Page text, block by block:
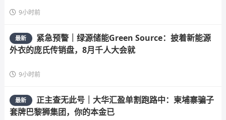
9小时前
最新
紧急预警｜绿源储能Green Source：披着新能源
外衣的庞氏传销盘，8月千人大会就
9小时前
最新
正主查无此号｜大华汇盈单割跑路中：柬埔寨骗子
套牌巴黎狮集团，你的本金已